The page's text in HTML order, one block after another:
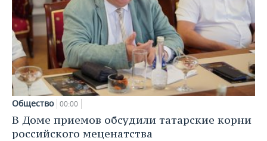
Общество 00:00
В Доме приемов обсудили татарские корни
российского меценатства